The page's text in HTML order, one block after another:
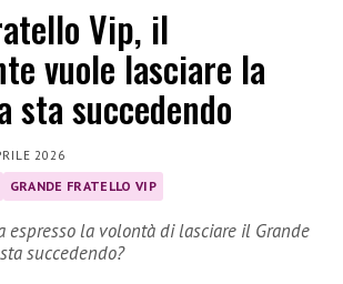
Vip, il
vuole lasciare la
sta succedendo
2026
GRANDE FRATELLO VIP
espresso la volontà di lasciare il Grande
succedendo?